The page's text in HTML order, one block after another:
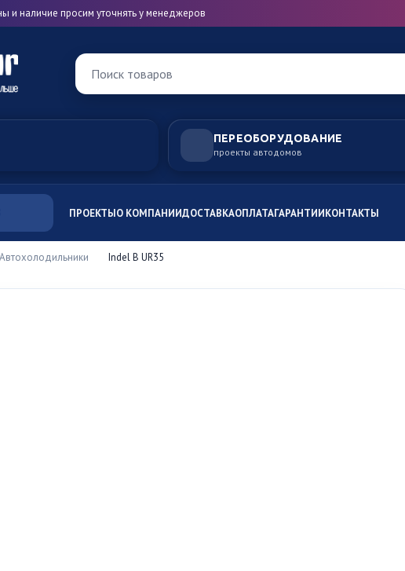
и наличие просим уточнять у менеджеров
Поиск товаров
ПЕРЕОБОРУДОВАНИЕ
проекты автодомов
ПРОЕКТЫО КОМПАНИИДОСТАВКАОПЛАТАГАРАНТИИКОНТАКТЫ
Автохолодильники Indel B UR35